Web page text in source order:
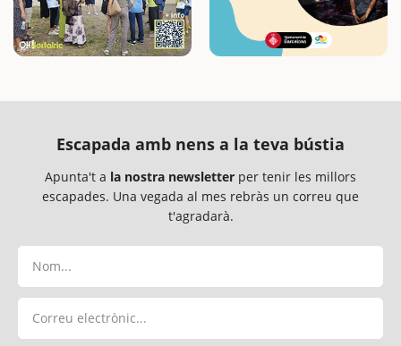
Escapada amb nens a la teva bústia
Apunta't a la nostra newsletter per tenir les millors
escapades. Una vegada al mes rebràs un correu que
t'agradarà.